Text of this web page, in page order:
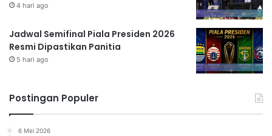
4 hari ago
Jadwal Semifinal Piala Presiden 2026
Resmi Dipastikan Panitia
5 hari ago
Postingan Populer
6 Mei 2026